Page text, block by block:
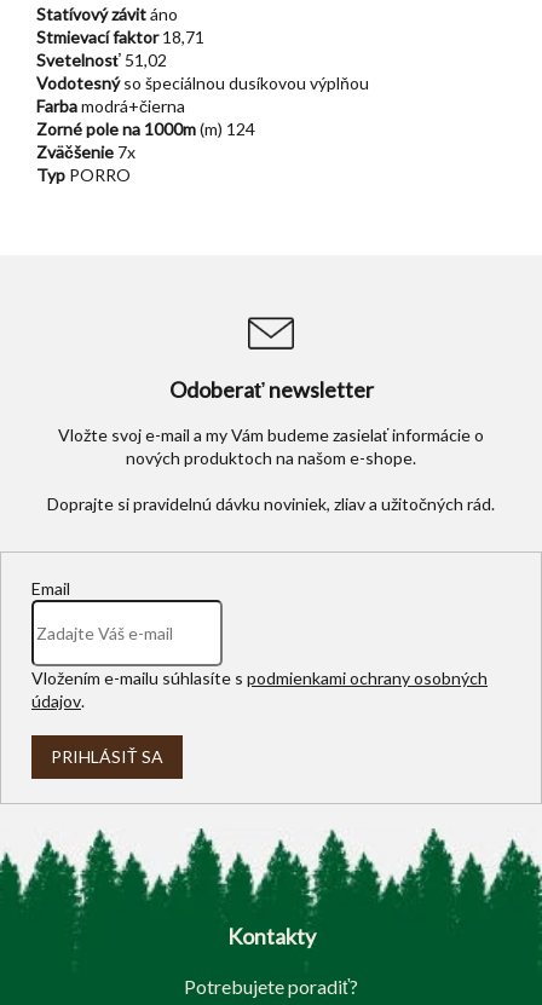
Statívový závitáno
Stmievací faktor18,71
Svetelnosť 51,02
Vodotesnýso špeciálnou dusíkovou výplňou
Farbamodrá+čierna
Zorné pole na 1000m(m) 124
Zväčšenie 7x
Typ PORRO
Odoberať newsletter
Vložte svoj e-mail a my Vám budeme zasielať informácie o
nových produktoch na našom e-shope.
Email
Vložením e-mailu súhlasíte s podmienkami ochrany osobných
údajov.
PRIHLÁSIŤ SA
Z
Kontakty
Potrebujete poradiť?